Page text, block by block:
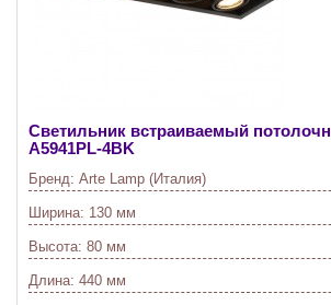
Светильник встраиваемый
A5941PL-4BK
Бренд: Arte Lamp (Италия)
Ширина: 130 мм
Высота: 80 мм
Длина: 440 мм